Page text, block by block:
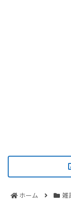
ホーム 雑